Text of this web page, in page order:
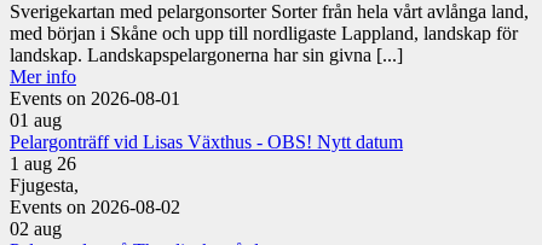
Sverigekartan med pelargonsorter Sorter från hela vårt avlånga land,
med början i Skåne och upp till nordligaste Lappland, landskap för
landskap. Landskapspelargonerna har sin givna [...]
Mer info
Events on 2026-08-01
01 aug
Pelargonträff vid Lisas Växthus - OBS! Nytt datum
1 aug 26
Fjugesta,
Events on 2026-08-02
02 aug